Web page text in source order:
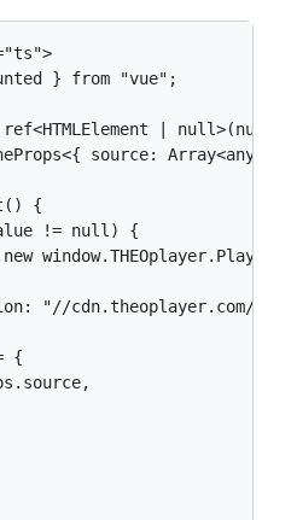
"ts">
} from "vue" ;
ref<HTMLElement null>(null
<{ source: Array<any
{
!= null )
{
new window.THEOplayer. Player
:
"//cdn.theoplayer.com/
{
,